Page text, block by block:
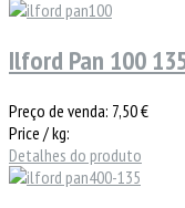
Ilford Pan 100
Preço de venda: 7,50 €
Price / kg:
Detalhes do produto